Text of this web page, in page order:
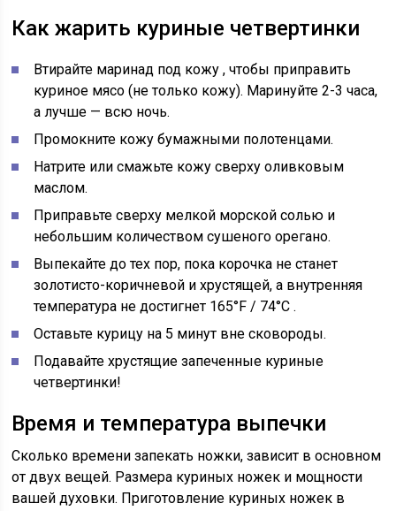
Как жарить куриные четвертинки
Втирайте маринад под кожу , чтобы приправить
куриное мясо (не только кожу). Маринуйте 2-3 часа,
а лучше — всю ночь.
Промокните кожу бумажными полотенцами.
Натрите или смажьте кожу сверху оливковым
маслом.
Приправьте сверху мелкой морской солью и
небольшим количеством сушеного орегано.
Выпекайте до тех пор, пока корочка не станет
золотисто-коричневой и хрустящей, а внутренняя
температура не достигнет 165°F / 74°C .
Оставьте курицу на 5 минут вне сковороды.
Подавайте хрустящие запеченные куриные
четвертинки!
Время и температура выпечки
Сколько времени запекать ножки, зависит в основном
от двух вещей. Размера куриных ножек и мощности
вашей духовки. Приготовление куриных ножек в